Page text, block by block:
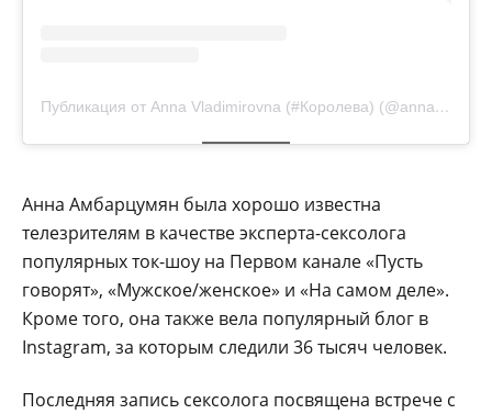
Публикация от Anna Vladimirovna (#Королева) (@annaambqueen7)
Анна Амбарцумян была хорошо известна
телезрителям в качестве эксперта-сексолога
популярных ток-шоу на Первом канале «Пусть
говорят», «Мужское/женское» и «На самом деле».
Кроме того, она также вела популярный блог в
Instagram, за которым следили 36 тысяч человек.
Последняя запись сексолога посвящена встрече с